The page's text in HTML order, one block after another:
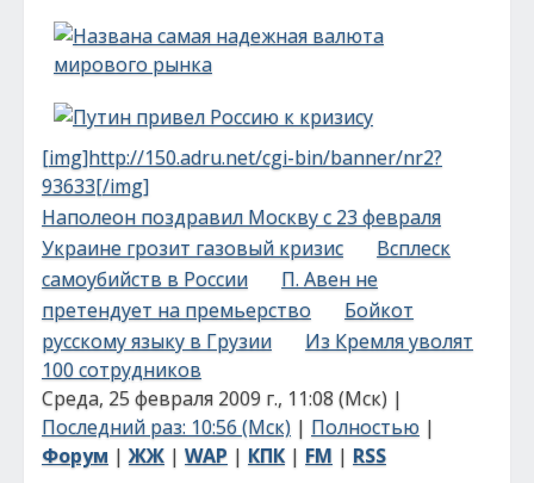
[img]http://150.adru.net/cgi-bin/banner/nr2?
93633[/img]
Наполеон поздравил Москву с 23 февраля
Украине грозит газовый кризис
Всплеск
самоубийств в России
П. Авен не
претендует на премьерство
Бойкот
русскому языку в Грузии
Из Кремля уволят
100 сотрудников
Среда, 25 февраля 2009 г., 11:08 (Мск) |
Последний раз: 10:56 (Мск) | Полностью |
Форум |ЖЖ | WAP | КПК| FM | RSS